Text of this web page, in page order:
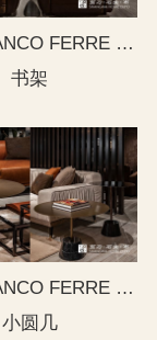
GIANFRANCO FERRE HOME
书架
GIANFRANCO FERRE HOME
小圆几